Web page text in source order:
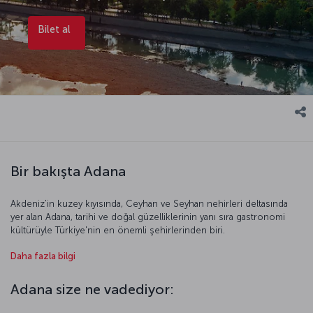
Bilet al
Bir bakışta Adana
Akdeniz'in kuzey kıyısında, Ceyhan ve Seyhan nehirleri deltasında
yer alan Adana, tarihi ve doğal güzelliklerinin yanı sıra gastronomi
kültürüyle Türkiye'nin en önemli şehirlerinden biri.
Kentin tarihi MÖ 5000’lere kadar uzanıyor. Hititler, Asurlular, Persler,
Ramazanoğlu Konağı ve Taşköprü gibi mekanlar, şehrin zengin
Daha fazla bilgi
Adana size ne vadediyor: